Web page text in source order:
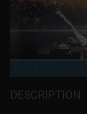
DESCRIPTION